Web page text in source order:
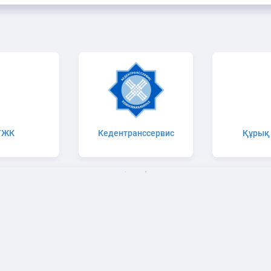
Кедентранссервис Құрық